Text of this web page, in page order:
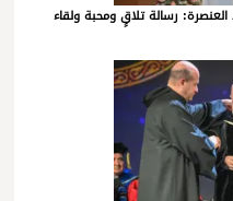
رسالة تلاقٍ ومحبة ولقاء